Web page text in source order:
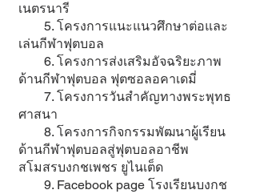
เนตรนารี
5. โครงการแนะแนวศึกษาต่อและ
เล่นกีฬาฟุตบอล
6. โครงการส่งเสริมอัจฉริยะภาพ
ด้านกีฬาฟุตบอล ฟุตซอลอคาเดมี่
7. โครงการวันสําคัญทางพระพุทธ
ศาสนา
8. โครงการกิจกรรมพัฒนาผู้เรียน
ด้านกีฬาฟุตบอลสู่ฟุตบอลอาชีพ
สโมสรบงกชเพชร ยูไนเต็ด
9. Facebook page โรงเรียนบงกช